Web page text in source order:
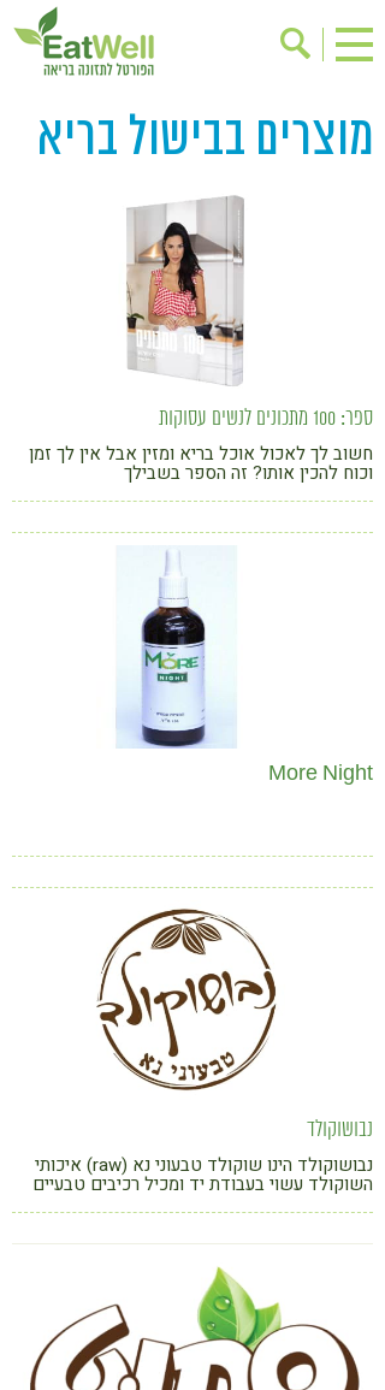
הרשמה לניוזלטר
אודות
ריפוי ומניעת מחלות
בריאות האישה
מתכוני בריאות
שינוי תזונתי
דיאטה
ילדים
תזונה וספורט
הפרעות קשב & ריכוז
אכילה רגשית
טבעונות
מוצרים בבישול בריא
ספר: 100 מתכונים לנשים עסוקות
חשוב לך לאכול אוכל בריא ומזין אבל אין לך זמן
וכוח להכין אותו? זה הספר בשבילך
More Night
נבושוקולד
נבושוקולד הינו שוקולד טבעוני נא (raw) איכותי
השוקולד עשוי בעבודת יד ומכיל רכיבים טבעיים
בכבישה קרה.